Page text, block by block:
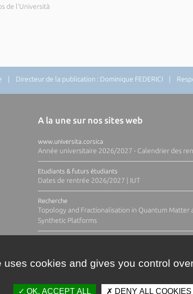
de l'Università
| Directeur de la publication : Dominique FEDERICI |
A la une sur nos sites web
www.universita.corsica
Année universitaire 2026/2027 - Calendrier des
Etudiants & futurs étudiants
Dates de rentrée 2026/2027 | IUT
Recherche
Topology and Fractionalisation in Quantum Matter
Synthetic Platforms
uses cookies and gives you control
OK, ACCEPT ALL DENY ALL COOKIES